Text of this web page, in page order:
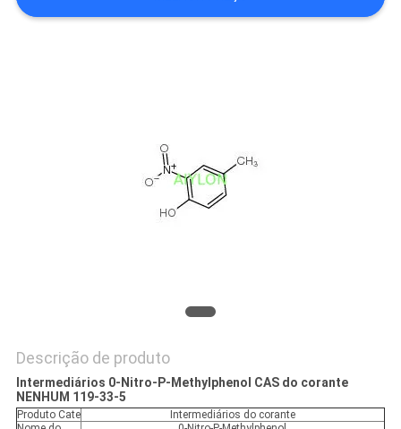
UM
Descrição de produto
Intermediários 0-Nitro-P-Methylphenol CAS do corante
NENHUM 119-33-5
Produto Cate
Intermediários do corante